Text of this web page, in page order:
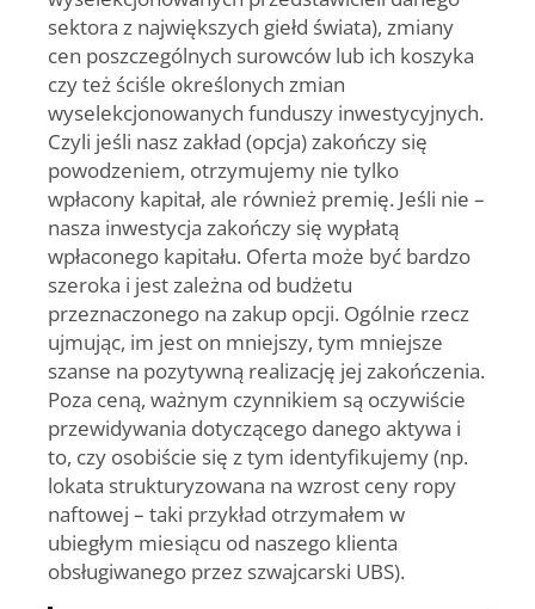
sektora z największych giełd świata), zmiany
cen poszczególnych surowców lub ich koszyka
czy też ściśle określonych zmian
wyselekcjonowanych funduszy inwestycyjnych.
Czyli jeśli nasz zakład (opcja) zakończy się
powodzeniem, otrzymujemy nie tylko
wpłacony kapitał, ale również premię. Jeśli nie –
nasza inwestycja zakończy się wypłatą
wpłaconego kapitału. Oferta może być bardzo
szeroka i jest zależna od budżetu
przeznaczonego na zakup opcji. Ogólnie rzecz
ujmując, im jest on mniejszy, tym mniejsze
szanse na pozytywną realizację jej zakończenia.
Poza ceną, ważnym czynnikiem są oczywiście
przewidywania dotyczącego danego aktywa i
to, czy osobiście się z tym identyfikujemy (np.
lokata strukturyzowana na wzrost ceny ropy
naftowej – taki przykład otrzymałem w
ubiegłym miesiącu od naszego klienta
obsługiwanego przez szwajcarski UBS).